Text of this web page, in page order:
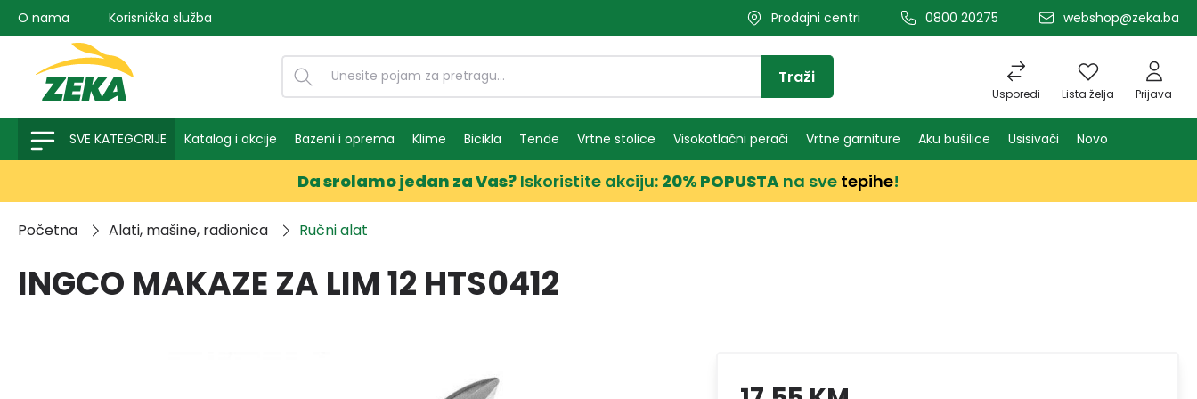
pretragu Preskoči na glavnu navigaciju
O nama Korisnička služba Prodajni centri 0800 20275 webshop@zeka.ba
Usporedi Lista želja Prijava
Traži
SVE KATEGORIJE Katalog i akcije Bazeni i oprema Klime Bicikla Tende Vrtne stolice Visokotlačni perači Vrtne garniture Aku bušilice Usisivači Novo
Da srolamo jedan za Vas? Iskoristite akciju: 20% POPUSTA na sve tepihe!
Početna Alati, mašine, radionica Ručni alat
INGCO MAKAZE ZA LIM 12 HTS0412